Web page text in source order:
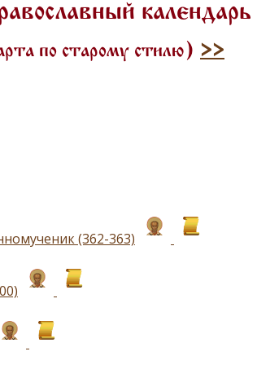
календарь
по старому стилю) >>
(362-363)